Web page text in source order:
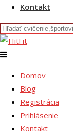
Kontakt
Domov
Blog
Registrácia
Prihlásenie
Kontakt